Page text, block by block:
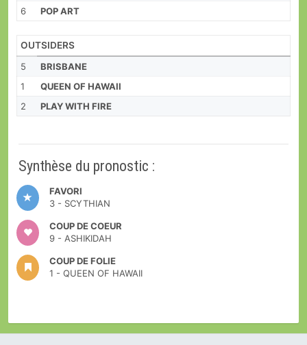
6
POP ART
OUTSIDERS
5
BRISBANE
1
QUEEN OF HAWAII
2
PLAY WITH FIRE
Synthèse du pronostic :
FAVORI
3 - SCYTHIAN
COUP DE COEUR
9 - ASHIKIDAH
COUP DE FOLIE
1 - QUEEN OF HAWAII